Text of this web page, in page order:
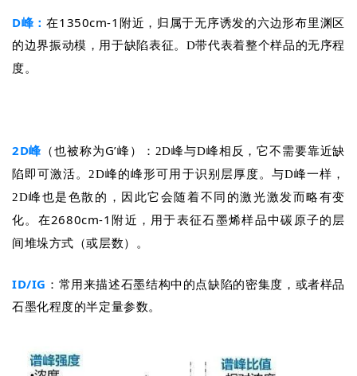
D峰：在1350cm-1附近，归属于无序诱发的六边形布里渊区
的边界振动模，用于缺陷表征。
D带代表着整个样品的无序程
度。
2D峰 （也被称为G’峰）： 2D峰与D峰相反，它不需要靠近缺
陷即可激活。2D峰的峰形可用于识别层厚度。与D峰一样，
2D峰也是色散的，因此它会随着不同的激光激发而略有变
化。 在2680cm-1附近，用于表征石墨烯样品中碳原子的层
间堆垛方式（或层数）。
ID/IG ：常用来描述石墨结构中的点缺陷的密集度，或者样品
石墨化程度的半定量参数。